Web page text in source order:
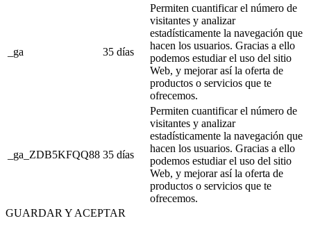
_ga 35 días
Permiten cuantificar el número de
visitantes y analizar
estadísticamente la navegación que
hacen los usuarios. Gracias a ello
podemos estudiar el uso del sitio
Web, y mejorar así la oferta de
productos o servicios que te
ofrecemos.
_ga_ZDB5KFQQ88 35 días
Permiten cuantificar el número de
visitantes y analizar
estadísticamente la navegación que
hacen los usuarios. Gracias a ello
podemos estudiar el uso del sitio
Web, y mejorar así la oferta de
productos o servicios que te
ofrecemos.
GUARDAR Y ACEPTAR